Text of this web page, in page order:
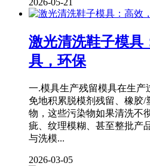
2026-05-21
激光清洗鞋子模具
具，环保
一.模具生产残留模具在生产
免地积累脱模剂残留、橡胶/
物，这些污染物如果清洗不
疵、纹理模糊、甚至整批产
与洗模...
2026-03-05